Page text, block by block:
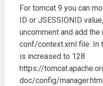
For tomcat 9 you can
ID or JSESSIONID
uncomment and add
conf/context.xml file: In
is increased to 128
https://
doc/config/